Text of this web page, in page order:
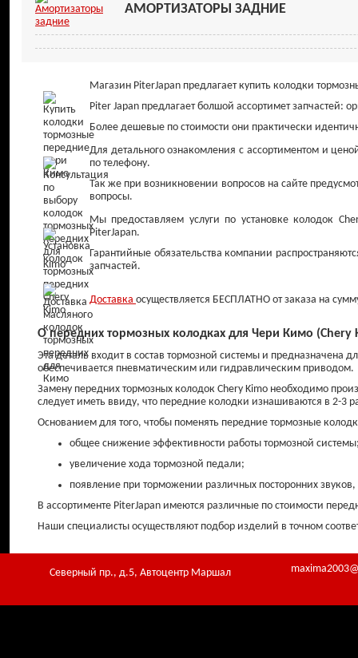
АМОРТИЗАТОРЫ ЗАДНИЕ
Магазин PiterJapan предлагает купить колодки
Piter Japan предлагает болшой ассортимет запчастей:
Более дешевые по стоимости они практически
Для детального ознакомления с ассортиментом и
по телефону.
Так же при возникновении вопросов на сайте
вопросы.
Мы предоставляем услуги по установке колодок
PiterJapan.
Гарантийные обязательства компании
запчастей.
Доставка осуществляется БЕСПЛАТНО от заказа на
О передних тормозных колодках для Чери Кимо (Chery
Эта деталь входит в состав тормозной системы и
обеспечивается пневматическим или гидравлическим приводом.
Замену передних тормозных колодок Chery Kimo необходимо
следует иметь ввиду, что передние колодки изнашиваются в 2-3
Основанием для того, чтобы поменять передние тормозные
общее снижение эффективности работы тормозной
увеличение хода тормозной педали;
появление при торможении различных посторонних
В ассортименте PiterJapan имеются различные по стоимости
Наши специалисты осуществляют подбор изделий в точном
Северный пр., д.5, Автоцентр Маршал